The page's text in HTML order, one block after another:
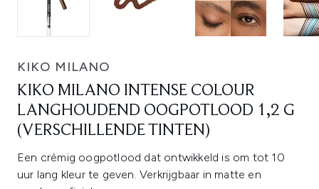
KIKO MILANO
KIKO MILANO INTENSE COLOUR
LANGHOUDEND OOGPOTLOOD 1,2 G
(VERSCHILLENDE TINTEN)
Een crèmig oogpotlood dat ontwikkeld is om tot 10
uur lang kleur te geven. Verkrijgbaar in matte en